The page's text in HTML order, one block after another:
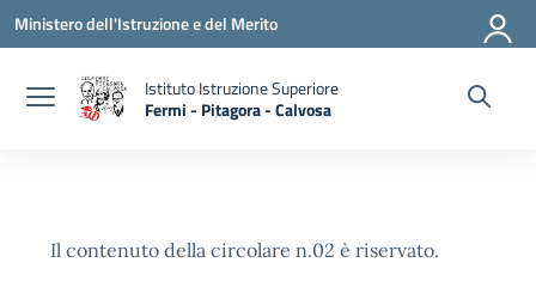
Vai ai contenuti
Vai al menu di navigazione
Vai al footer
Ministero dell'Istruzione e del Merito
Istituto Istruzione Superiore
Fermi - Pitagora - Calvosa
— Visita la pagina iniziale della scuola
Il contenuto della circolare n.02 è riservato.